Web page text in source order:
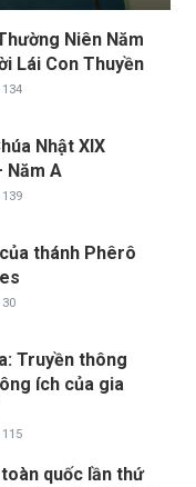
Niên Năm
Lái Con Thuyền
134
Nhật XIX
Năm A
139
thánh Phêrô
30
Truyền thông
ích của gia
115
quốc lần thứ